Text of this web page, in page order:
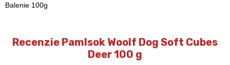
Balenie 100g
Recenzie Pamlsok Woolf Dog Soft Cubes
Deer 100 g